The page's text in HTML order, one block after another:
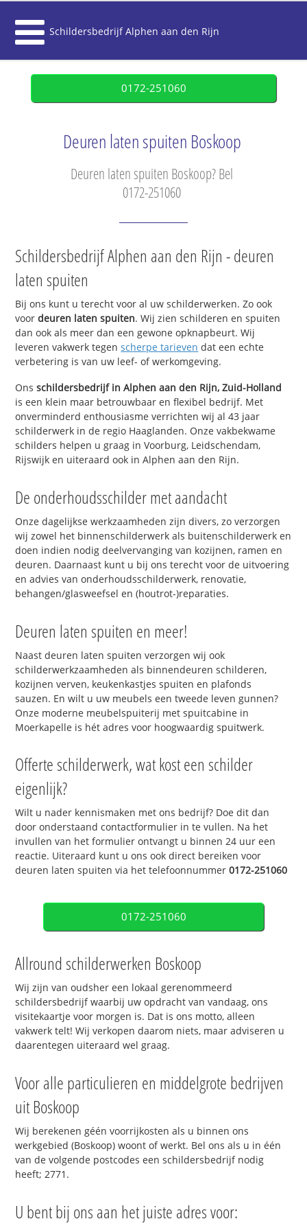
Schildersbedrijf Alphen aan den Rijn
0172-251060
Deuren laten spuiten Boskoop
Deuren laten spuiten Boskoop? Bel
0172-251060
Schildersbedrijf Alphen aan den Rijn - deuren
laten spuiten
Bij ons kunt u terecht voor al uw schilderwerken. Zo ook
voordeuren laten spuiten. Wij zien schilderen en spuiten
dan ook als meer dan een gewone opknapbeurt. Wij
leveren vakwerk tegenscherpe tarieven dat een echte
verbetering is van uw leef- of werkomgeving.
Onsschildersbedrijf in Alphen aan den Rijn, Zuid-Holland
is een klein maar betrouwbaar en flexibel bedrijf. Met
onverminderd enthousiasme verrichten wij al 43 jaar
schilderwerk in de regio Haaglanden. Onze vakbekwame
schilders helpen u graag in Voorburg, Leidschendam,
Rijswijk en uiteraard ook in Alphen aan den Rijn.
De onderhoudsschilder met aandacht
Onze dagelijkse werkzaamheden zijn divers, zo verzorgen
wij zowel het binnenschilderwerk als buitenschilderwerk en
doen indien nodig deelvervanging van kozijnen, ramen en
deuren. Daarnaast kunt u bij ons terecht voor de uitvoering
en advies van onderhoudsschilderwerk, renovatie,
behangen/glasweefsel en (houtrot-)reparaties.
Deuren laten spuiten en meer!
Naast deuren laten spuiten verzorgen wij ook
schilderwerkzaamheden als binnendeuren schilderen,
kozijnen verven, keukenkastjes spuiten en plafonds
sauzen. En wilt u uw meubels een tweede leven gunnen?
Onze moderne meubelspuiterij met spuitcabine in
Moerkapelle is hét adres voor hoogwaardig spuitwerk.
Offerte schilderwerk, wat kost een schilder
eigenlijk?
Wilt u nader kennismaken met ons bedrijf? Doe dit dan
door onderstaand contactformulier in te vullen. Na het
invullen van het formulier ontvangt u binnen 24 uur een
reactie. Uiteraard kunt u ons ook direct bereiken voor
deuren laten spuiten via het telefoonnummer0172-251060
0172-251060
Allround schilderwerken Boskoop
Wij zijn van oudsher een lokaal gerenommeerd
schildersbedrijf waarbij uw opdracht van vandaag, ons
visitekaartje voor morgen is. Dat is ons motto, alleen
vakwerk telt! Wij verkopen daarom niets, maar adviseren u
daarentegen uiteraard wel graag.
Voor alle particulieren en middelgrote bedrijven
uit Boskoop
Wij berekenen géén voorrijkosten als u binnen ons
werkgebied (Boskoop) woont of werkt. Bel ons als u in één
van de volgende postcodes een schildersbedrijf nodig
heeft; 2771.
U bent bij ons aan het juiste adres voor: